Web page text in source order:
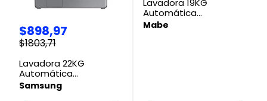
$898,97
$1803,71
Lavadora 22KG
Automática
WF22C6400AP/AP
Samsung
Samsung
Lavadora 19KG
Automática
LME9120WDGAB01 Mabe
Mabe